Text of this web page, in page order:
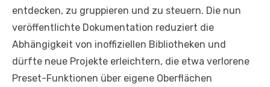
entdecken, zu gruppieren und zu steuern. Die nun
veröffentlichte Dokumentation reduziert die
Abhängigkeit von inoffiziellen Bibliotheken und
dürfte neue Projekte erleichtern, die etwa verlorene
Preset-Funktionen über eigene Oberflächen